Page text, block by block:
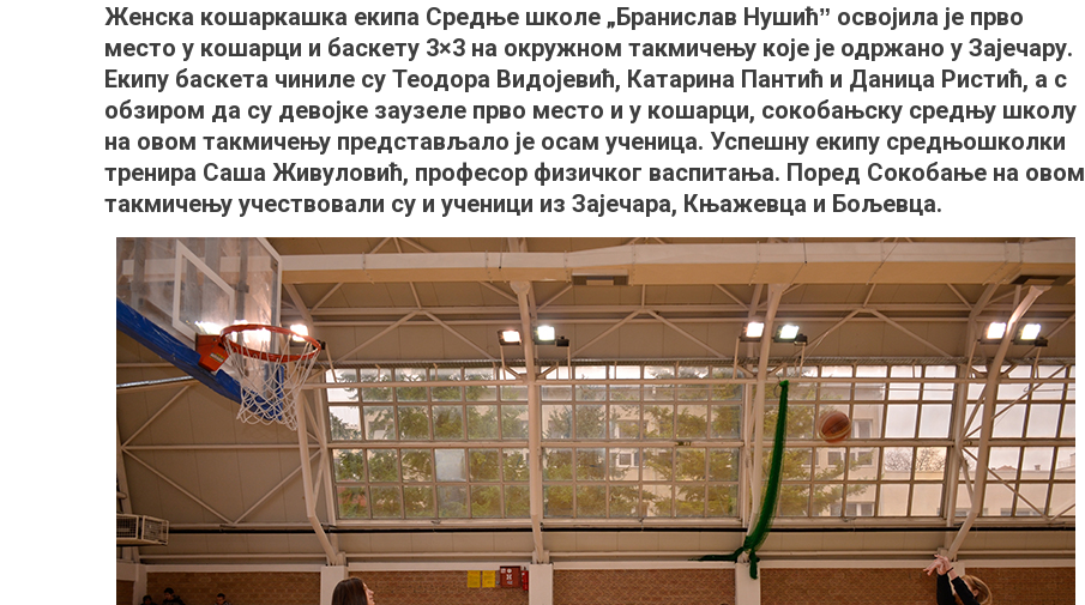
на
окружном
такмичењу:
место
у
кошарци
и
баскету
Женска кошаркашка екипа Средње школе „Бранислав Нушићˮ освојила је прво
место у кошарци и баскету 3×3 на окружном такмичењу које је одржано у Зајечару.
Екипу баскета чиниле су Теодора Видојевић, Катарина Пантић и Даница Ристић, а с
обзиром да су девојке заузеле прво место и у кошарци, сокобањску средњу школу
на овом такмичењу представљало је осам ученица. Успешну екипу средњошколки
тренира Саша Живуловић, професор физичког васпитања. Поред Сокобање на овом
такмичењу учествовали су и ученици из Зајечара, Књажевца и Бољевца.